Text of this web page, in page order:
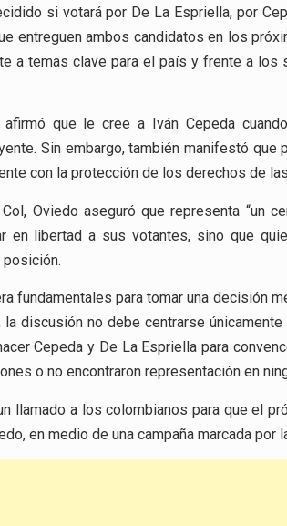
si votará por De La Espriella, por
entreguen ambos candidatos en los
a temas clave para el país y frente a
afirmó que le cree a Iván Cepeda
Sin embargo, también manifestó
con la protección de los derechos de
Oviedo aseguró que representa “un
en libertad a sus votantes, sino que
posición.
fundamentales para tomar una decisión
la discusión no debe centrarse
Cepeda y De La Espriella para
o no encontraron representación en
llamado a los colombianos para que el
en medio de una campaña marcada por